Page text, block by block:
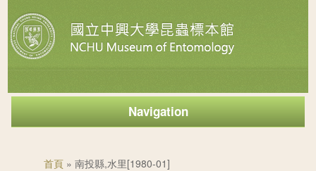
Navigation
首頁 » 南投縣,水里[1980-01]